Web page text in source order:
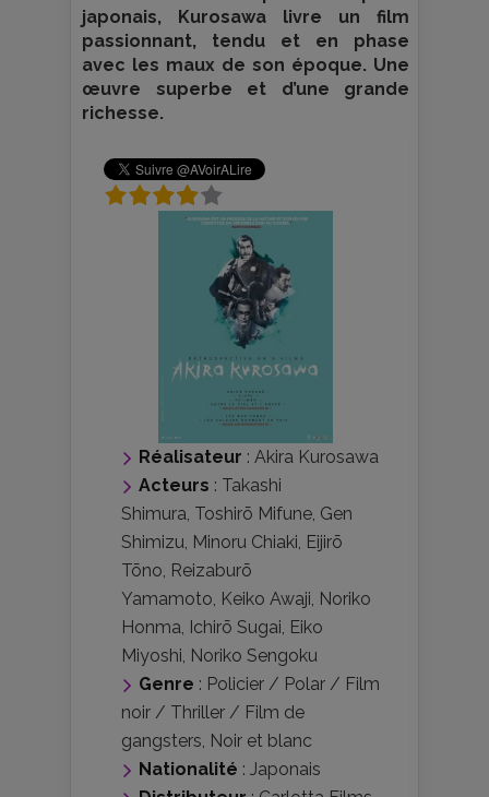
japonais, Kurosawa livre un film
passionnant, tendu et en phase
avec les maux de son époque. Une
œuvre superbe et d’une grande
richesse.
Réalisateur : Akira Kurosawa
Acteurs : Takashi
Shimura, Toshirō Mifune, Gen
Shimizu, Minoru Chiaki, Eijirō
Tōno, Reizaburō
Yamamoto, Keiko Awaji, Noriko
Honma, Ichirō Sugai, Eiko
Miyoshi, Noriko Sengoku
Genre : Policier / Polar / Film
noir / Thriller / Film de
gangsters, Noir et blanc
Nationalité : Japonais